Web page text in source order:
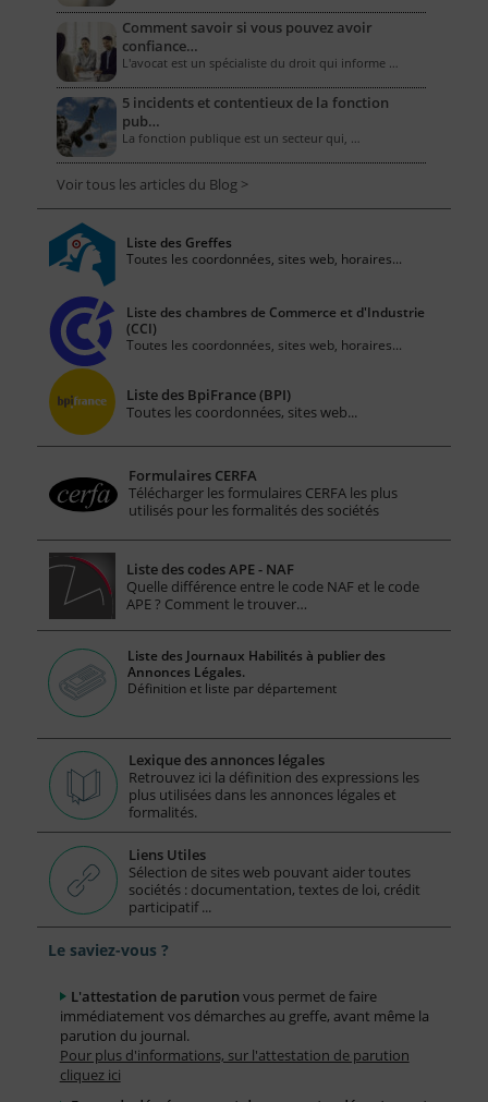
Comment savoir si vous pouvez avoir
confiance…
L'avocat est un spécialiste du droit qui informe …
5 incidents et contentieux de la fonction
pub…
La fonction publique est un secteur qui, …
Voir tous les articles du Blog >
Liste des Greffes
Toutes les coordonnées, sites web, horaires...
Liste des chambres de Commerce et d'Industrie
(CCI)
Toutes les coordonnées, sites web, horaires...
Liste des BpiFrance (BPI)
Toutes les coordonnées, sites web...
Formulaires CERFA
Télécharger les formulaires CERFA les plus
utilisés pour les formalités des sociétés
Liste des codes APE - NAF
Quelle différence entre le code NAF et le code
APE ? Comment le trouver…
Liste des Journaux Habilités à publier des
Annonces Légales.
Définition et liste par département
Lexique des annonces légales
Retrouvez ici la définition des expressions les
plus utilisées dans les annonces légales et
formalités.
Liens Utiles
Sélection de sites web pouvant aider toutes
sociétés : documentation, textes de loi, crédit
participatif ...
Le saviez-vous ?
L'attestation de parution vous permet de faire
immédiatement vos démarches au greffe, avant même la
parution du journal.
Pour plus d'informations, sur l'attestation de parution
cliquez ici